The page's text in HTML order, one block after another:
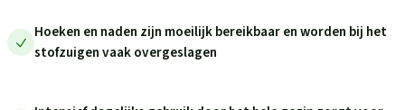
Hoeken en naden zijn moeilijk bereikbaar en worden bij het
stofzuigen vaak overgeslagen